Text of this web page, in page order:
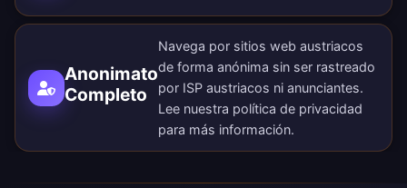
Anonimato
Completo
Navega por sitios web austriacos
de forma anónima sin ser rastreado
por ISP austriacos ni anunciantes.
Lee nuestra política de privacidad
para más información.